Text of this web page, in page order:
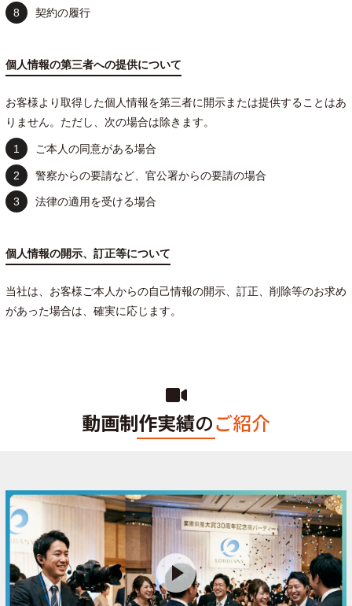
契約の履行
個人情報の第三者への提供について
お客様より取得した個人情報を第三者に開示または提供することはあ
りません。ただし、次の場合は除きます。
ご本人の同意がある場合
警察からの要請など、官公署からの要請の場合
法律の適用を受ける場合
個人情報の開示、訂正等について
当社は、お客様ご本人からの自己情報の開示、訂正、削除等のお求め
があった場合は、確実に応じます。
動画制作実績のご紹介